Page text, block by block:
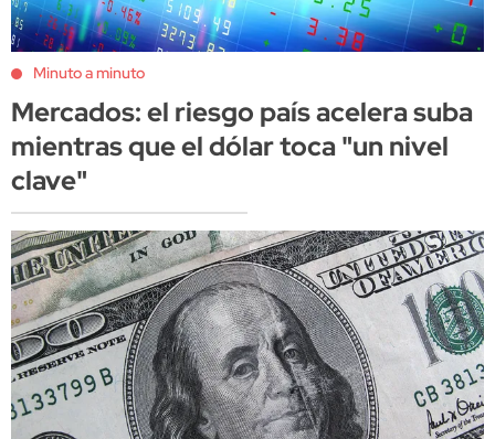
Minuto a minuto
Mercados: el riesgo país acelera suba
mientras que el dólar toca "un nivel
clave"